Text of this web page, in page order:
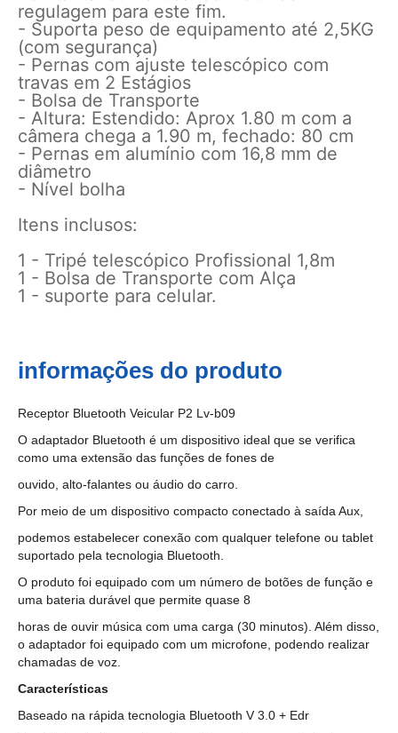
regulagem para este fim.
- Suporta peso de equipamento até 2,5KG
(com segurança)
- Pernas com ajuste telescópico com
travas em 2 Estágios
- Bolsa de Transporte
- Altura: Estendido: Aprox 1.80 m com a
câmera chega a 1.90 m, fechado: 80 cm
- Pernas em alumínio com 16,8 mm de
diâmetro
- Nível bolha
Itens inclusos:
1 - Tripé telescópico Profissional 1,8m
1 - Bolsa de Transporte com Alça
1 - suporte para celular.
informações do produto
Receptor Bluetooth Veicular P2 Lv-b09
O adaptador Bluetooth é um dispositivo ideal que se verifica
como uma extensão das funções de fones de
ouvido, alto-falantes ou áudio do carro.
Por meio de um dispositivo compacto conectado à saída Aux,
podemos estabelecer conexão com qualquer telefone ou tablet
suportado pela tecnologia Bluetooth.
O produto foi equipado com um número de botões de função e
uma bateria durável que permite quase 8
horas de ouvir música com uma carga (30 minutos). Além disso,
o adaptador foi equipado com um microfone, podendo realizar
chamadas de voz.
Características
Baseado na rápida tecnologia Bluetooth V 3.0 + Edr